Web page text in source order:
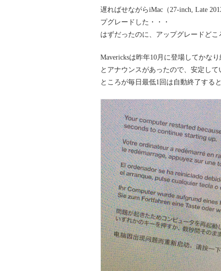
遅ればせながらiMac（27-inch, Late
プグレードした・・・
はずだったのに、アップグレードどこ
Mavericksは昨年10月に登場してかな
とアナウンスがあったので、安定し
ところが毎日最低1回は自動終了する